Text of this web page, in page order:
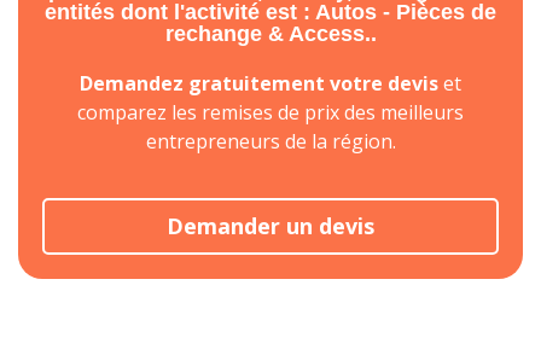
entités dont l'activité est : Autos - Pièces de
rechange & Access..
Demandez gratuitement votre deviset
comparez les remises de prix des meilleurs
entrepreneurs de la région.
Demander un devis